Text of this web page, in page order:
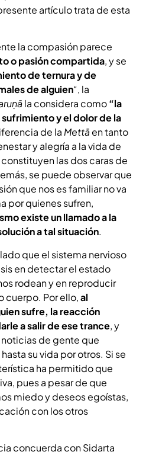
artículo trata de esta
la compasión parece
o pasión compartida, y se
de ternura y de
de alguien“, la
la considera como“la
y el dolor de la
de laMettāen tanto
y alegría a la vida de
las dos caras de
se puede observar que
que nos es familiar no va
por quienes sufren,
existe un llamado a la
a tal situación.
que el sistema nervioso
en detectar el estado
rodean y en reproducir
cuerpo. Por ello,al
sufre, la reacción
a salir de ese trance, y
noticias de gente que
su vida por otros. Si se
ha permitido que
pues a pesar de que
miedo y deseos egoístas,
con los otros
concuerda con Sidarta